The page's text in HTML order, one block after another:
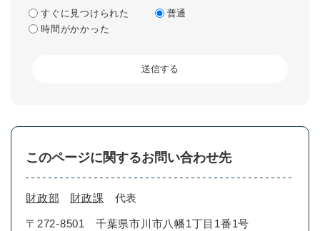
すぐに見つけられた
普通
時間がかかった
このページに関するお問い合わせ先
財政部 財政課 代表
〒272-8501
千葉県市川市八幡1丁目1番1号